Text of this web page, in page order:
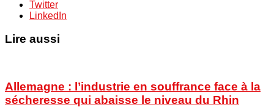
Twitter
LinkedIn
Lire aussi
Allemagne : l’industrie en souffrance face à la
sécheresse qui abaisse le niveau du Rhin